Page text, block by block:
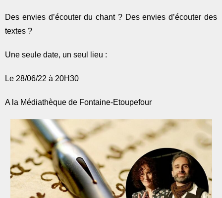
Des envies d’écouter du chant ? Des envies d’écouter des
textes ?
Une seule date, un seul lieu :
Le 28/06/22 à 20H30
A la Médiathèque de Fontaine-Etoupefour